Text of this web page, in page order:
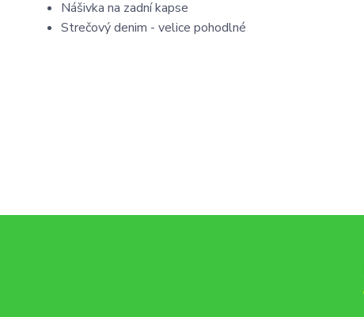
Nášivka na zadní kapse
Strečový denim - velice pohodlné